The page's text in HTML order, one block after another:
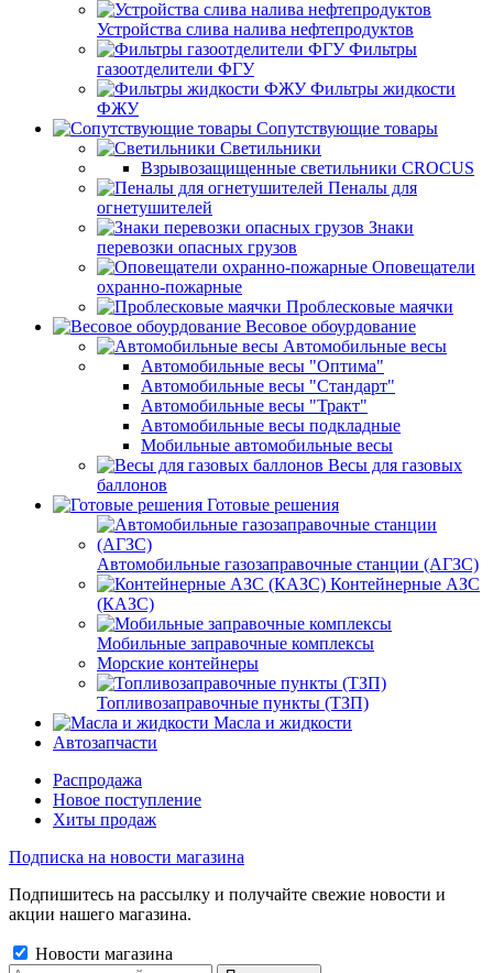
Устройства слива налива нефтепродуктов
Фильтры
газоотделители ФГУ
Фильтры жидкости
ФЖУ
Сопутствующие товары
Светильники
Взрывозащищенные светильники CROCUS
Пеналы для
огнетушителей
Знаки
перевозки опасных грузов
Оповещатели
охранно-пожарные
Проблесковые маячки
Весовое обоурдование
Автомобильные весы
Автомобильные весы "Оптима"
Автомобильные весы "Стандарт"
Автомобильные весы "Тракт"
Автомобильные весы подкладные
Мобильные автомобильные весы
Весы для газовых
баллонов
Готовые решения
Автомобильные газозаправочные станции (АГЗС)
Контейнерные АЗС
(КАЗС)
Мобильные заправочные комплексы
Морские контейнеры
Топливозаправочные пункты (ТЗП)
Масла и жидкости
Автозапчасти
Распродажа
Новое поступление
Хиты продаж
Подписка на новости магазина
Подпишитесь на рассылку и получайте свежие новости и
акции нашего магазина.
Новости магазина